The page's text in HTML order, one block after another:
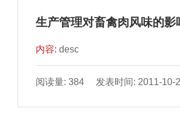
生产管理对畜禽肉风味的影
内容:desc
阅读量: 384 发表时间: 2011-10-